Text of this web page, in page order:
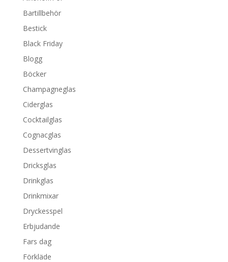
Bartillbehör
Bestick
Black Friday
Blogg
Böcker
Champagneglas
Ciderglas
Cocktailglas
Cognacglas
Dessertvinglas
Dricksglas
Drinkglas
Drinkmixar
Dryckesspel
Erbjudande
Fars dag
Förkläde